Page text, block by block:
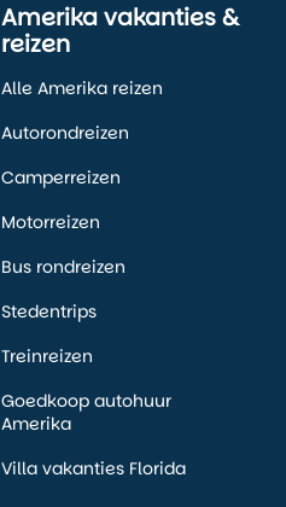
Amerika vakanties &
reizen
Alle Amerika reizen
Autorondreizen
Camperreizen
Motorreizen
Bus rondreizen
Stedentrips
Treinreizen
Goedkoop autohuur
Amerika
Villa vakanties Florida